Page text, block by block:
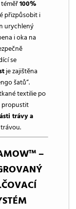
téměř100%
přizpůsobit i
urychlený
i oka na
se
je zajištěna
šatů“.
textilie po
propustit
trávy a
–